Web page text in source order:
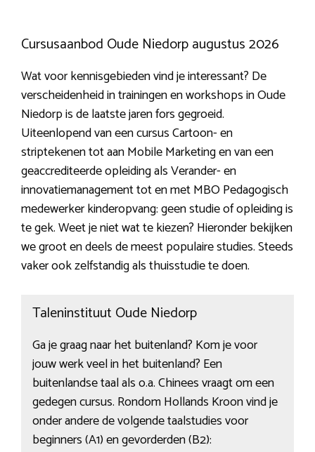
Cursusaanbod Oude Niedorp augustus 2026
Wat voor kennisgebieden vind je interessant? De
verscheidenheid in trainingen en workshops in Oude
Niedorp is de laatste jaren fors gegroeid.
Uiteenlopend van een cursus Cartoon- en
striptekenen tot aan Mobile Marketing en van een
geaccrediteerde opleiding als Verander- en
innovatiemanagement tot en met MBO Pedagogisch
medewerker kinderopvang: geen studie of opleiding is
te gek. Weet je niet wat te kiezen? Hieronder bekijken
we groot en deels de meest populaire studies. Steeds
vaker ook zelfstandig als thuisstudie te doen.
Taleninstituut Oude Niedorp
Ga je graag naar het buitenland? Kom je voor
jouw werk veel in het buitenland? Een
buitenlandse taal als o.a. Chinees vraagt om een
gedegen cursus. Rondom Hollands Kroon vind je
onder andere de volgende taalstudies voor
beginners (A1) en gevorderden (B2):